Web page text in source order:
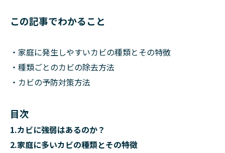
この記事でわかること
・家庭に発生しやすいカビの種類とその特徴
・種類ごとのカビの除去方法
・カビの予防対策方法
目次
1.カビに強弱はあるのか？
2.家庭に多いカビの種類とその特徴